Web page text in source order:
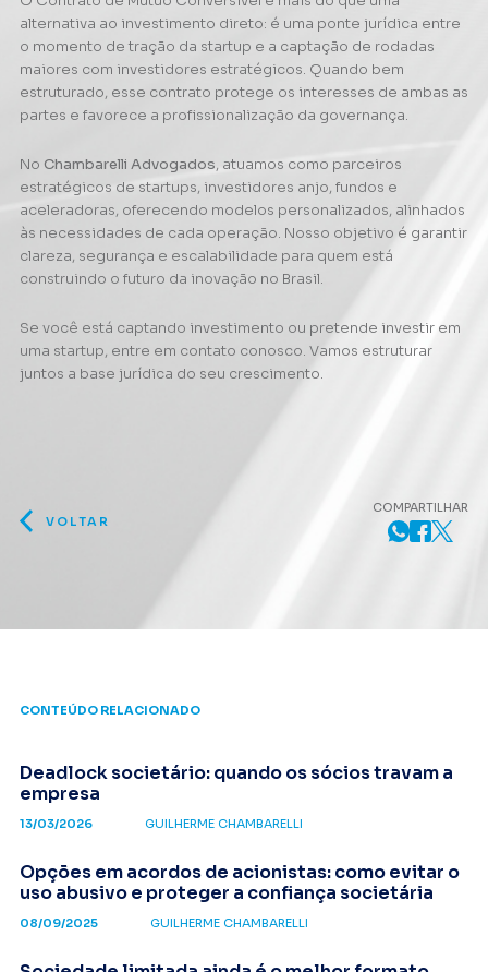
alternativa ao investimento direto: é uma ponte jurídica entre
o momento de tração da startup e a captação de rodadas
maiores com investidores estratégicos. Quando bem
estruturado, esse contrato protege os interesses de ambas as
partes e favorece a profissionalização da governança.
No Chambarelli Advogados, atuamos como parceiros
estratégicos de startups, investidores anjo, fundos e
aceleradoras, oferecendo modelos personalizados, alinhados
às necessidades de cada operação. Nosso objetivo é garantir
clareza, segurança e escalabilidade para quem está
construindo o futuro da inovação no Brasil.
Se você está captando investimento ou pretende investir em
uma startup, entre em contato conosco. Vamos estruturar
juntos a base jurídica do seu crescimento.
VOLTAR
COMPARTILHAR
CONTEÚDO RELACIONADO
Deadlock societário: quando os sócios travam a
empresa
13/03/2026 GUILHERME CHAMBARELLI
Opções em acordos de acionistas: como evitar o
uso abusivo e proteger a confiança societária
08/09/2025 GUILHERME CHAMBARELLI